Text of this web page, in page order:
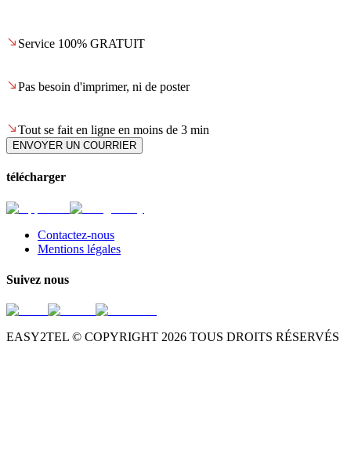
Service 100% GRATUIT
Pas besoin d'imprimer, ni de poster
Tout se fait en ligne en moins de 3 min
ENVOYER UN COURRIER
télécharger
Contactez-nous
Mentions légales
Suivez nous
EASY2TEL © COPYRIGHT 2026 TOUS DROITS RÉSERVÉS